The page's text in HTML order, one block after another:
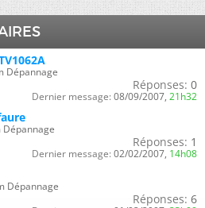
Dépannage
Réponses: 0
Dernier message: 08/09/2007, 21h32
Réponses: 1
Dernier message: 02/02/2007, 14h08
Dépannage
Réponses: 6